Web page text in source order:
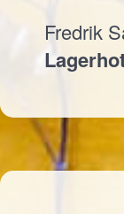
Fredrik